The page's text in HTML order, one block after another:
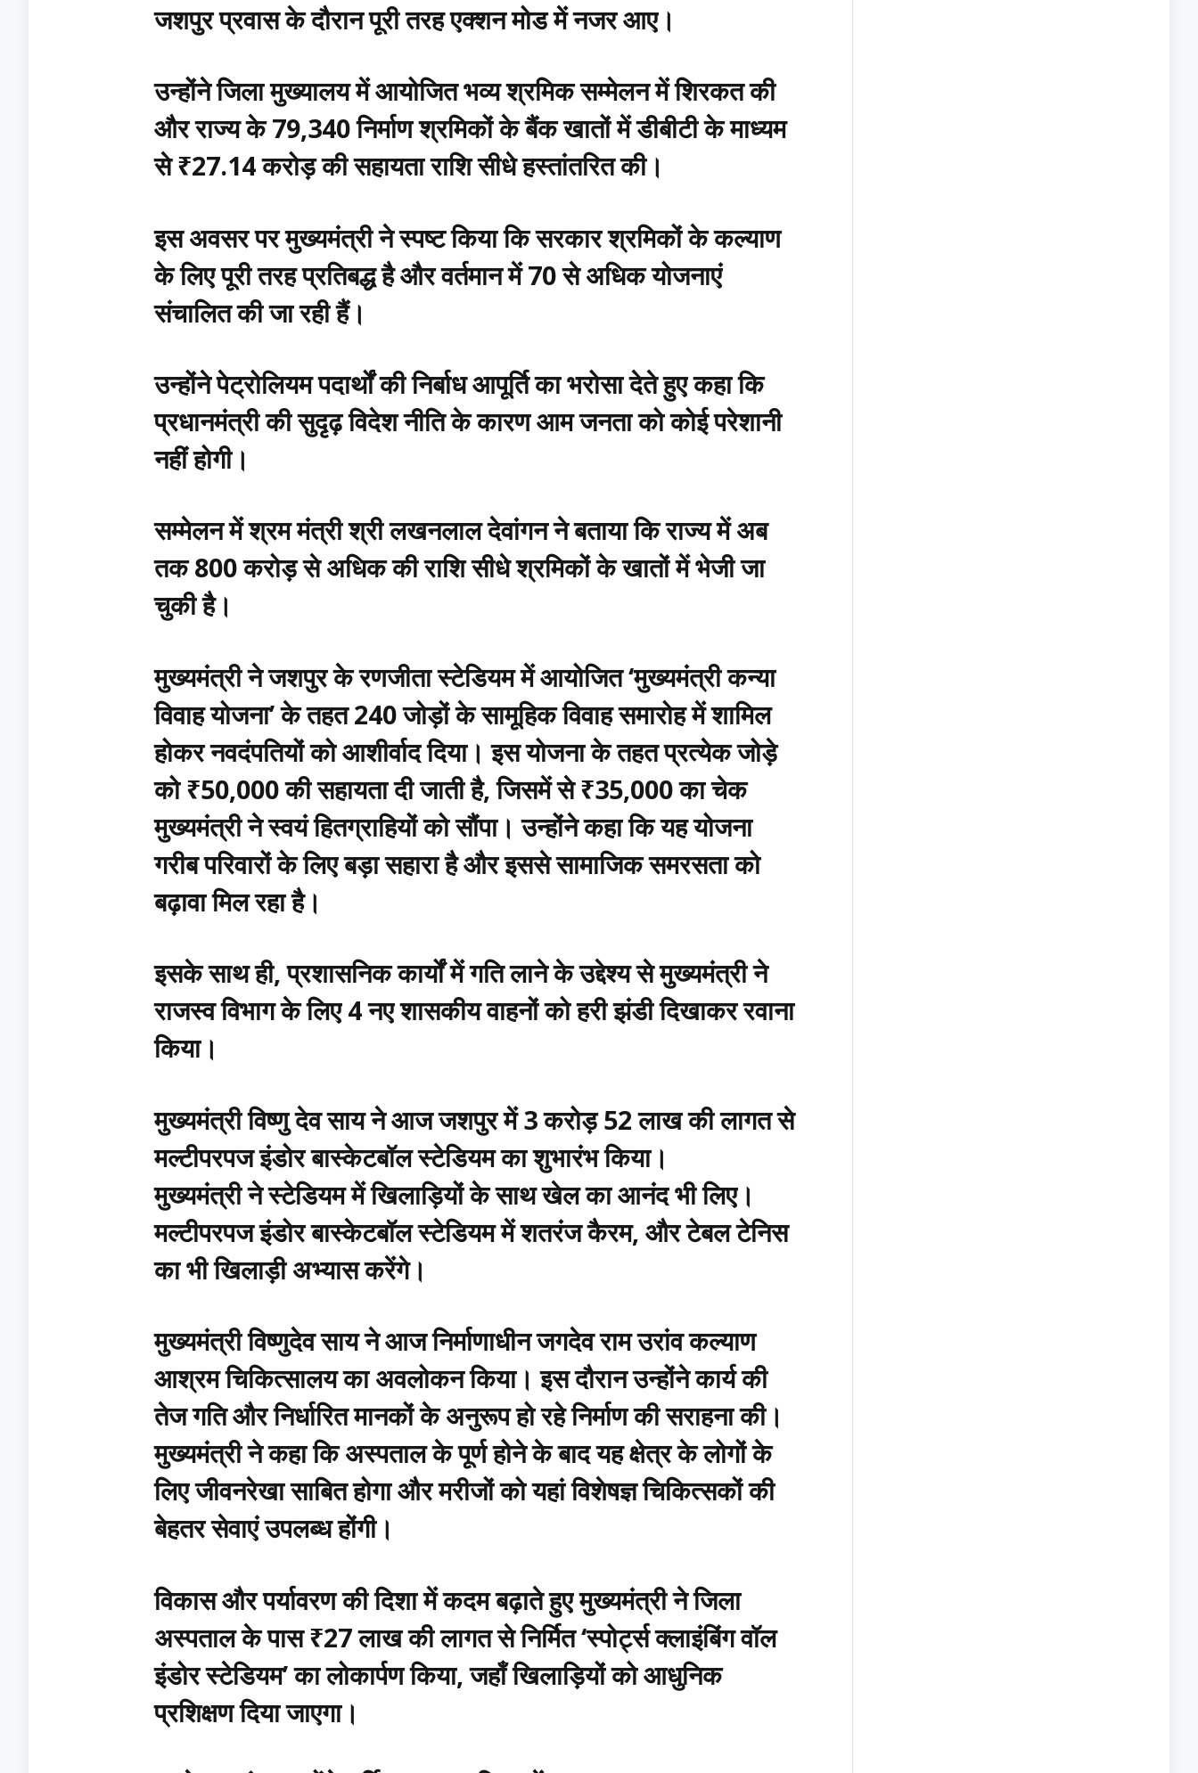
जशपुर प्रवास के दौरान पूरी तरह एक्शन मोड में नजर आए।
उन्होंने जिला मुख्यालय में आयोजित भव्य श्रमिक सम्मेलन में शिरकत की
और राज्य के 79,340 निर्माण श्रमिकों के बैंक खातों में डीबीटी के माध्यम
से ₹27.14 करोड़ की सहायता राशि सीधे हस्तांतरित की।
इस अवसर पर मुख्यमंत्री ने स्पष्ट किया कि सरकार श्रमिकों के कल्याण
के लिए पूरी तरह प्रतिबद्ध है और वर्तमान में 70 से अधिक योजनाएं
संचालित की जा रही हैं।
उन्होंने पेट्रोलियम पदार्थों की निर्बाध आपूर्ति का भरोसा देते हुए कहा कि
प्रधानमंत्री की सुदृढ़ विदेश नीति के कारण आम जनता को कोई परेशानी
नहीं होगी।
सम्मेलन में श्रम मंत्री श्री लखनलाल देवांगन ने बताया कि राज्य में अब
तक 800 करोड़ से अधिक की राशि सीधे श्रमिकों के खातों में भेजी जा
चुकी है।
मुख्यमंत्री ने जशपुर के रणजीता स्टेडियम में आयोजित ‘मुख्यमंत्री कन्या
विवाह योजना’ के तहत 240 जोड़ों के सामूहिक विवाह समारोह में शामिल
होकर नवदंपतियों को आशीर्वाद दिया। इस योजना के तहत प्रत्येक जोड़े
को ₹50,000 की सहायता दी जाती है, जिसमें से ₹35,000 का चेक
मुख्यमंत्री ने स्वयं हितग्राहियों को सौंपा। उन्होंने कहा कि यह योजना
गरीब परिवारों के लिए बड़ा सहारा है और इससे सामाजिक समरसता को
बढ़ावा मिल रहा है।
इसके साथ ही, प्रशासनिक कार्यों में गति लाने के उद्देश्य से मुख्यमंत्री ने
राजस्व विभाग के लिए 4 नए शासकीय वाहनों को हरी झंडी दिखाकर रवाना
किया।
मुख्यमंत्री विष्णु देव साय ने आज जशपुर में 3 करोड़ 52 लाख की लागत से
मल्टीपरपज इंडोर बास्केटबॉल स्टेडियम का शुभारंभ किया।
मुख्यमंत्री ने स्टेडियम में खिलाड़ियों के साथ खेल का आनंद भी लिए।
मल्टीपरपज इंडोर बास्केटबॉल स्टेडियम में शतरंज कैरम, और टेबल टेनिस
का भी खिलाड़ी अभ्यास करेंगे।
मुख्यमंत्री विष्णुदेव साय ने आज निर्माणाधीन जगदेव राम उरांव कल्याण
आश्रम चिकित्सालय का अवलोकन किया। इस दौरान उन्होंने कार्य की
तेज गति और निर्धारित मानकों के अनुरूप हो रहे निर्माण की सराहना की।
मुख्यमंत्री ने कहा कि अस्पताल के पूर्ण होने के बाद यह क्षेत्र के लोगों के
लिए जीवनरेखा साबित होगा और मरीजों को यहां विशेषज्ञ चिकित्सकों की
बेहतर सेवाएं उपलब्ध होंगी।
विकास और पर्यावरण की दिशा में कदम बढ़ाते हुए मुख्यमंत्री ने जिला
अस्पताल के पास ₹27 लाख की लागत से निर्मित ‘स्पोर्ट्स क्लाइंबिंग वॉल
इंडोर स्टेडियम’ का लोकार्पण किया, जहाँ खिलाड़ियों को आधुनिक
प्रशिक्षण दिया जाएगा।